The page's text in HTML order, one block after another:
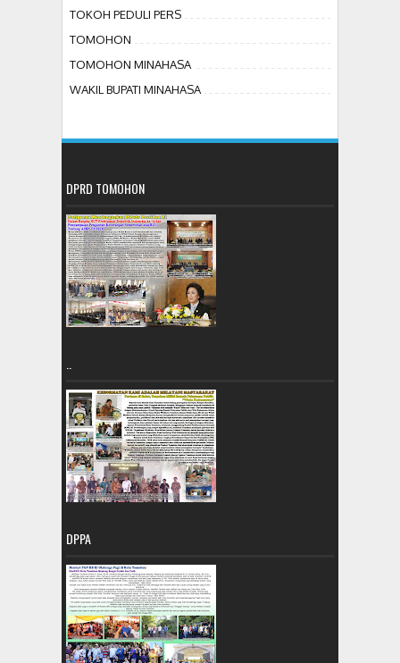
TOKOH PEDULI PERS
TOMOHON
TOMOHON MINAHASA
WAKIL BUPATI MINAHASA
DPRD TOMOHON
DPPA